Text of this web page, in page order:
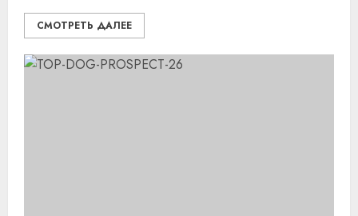
СМОТРЕТЬ ДАЛЕЕ